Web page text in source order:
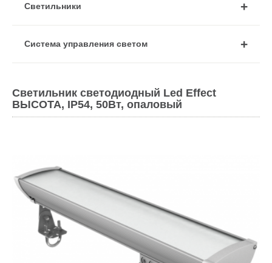
Cветильники
Система управления светом
Светильник светодиодный Led Effect
ВЫСОТА, IP54, 50Вт, опаловый